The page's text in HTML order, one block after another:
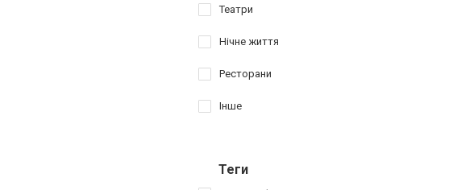
Театри
Нічне життя
Ресторани
Інше
Теги